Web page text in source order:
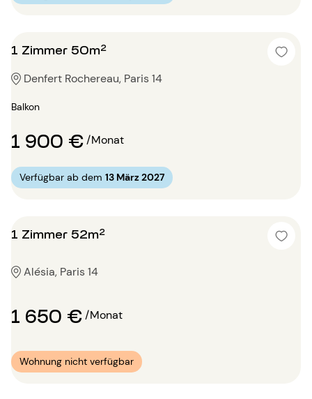
1 Zimmer 50m²
Denfert Rochereau, Paris 14
Balkon
1 900 €/Monat
Verfügbar ab dem 13 März 2027
1 Zimmer 52m²
Alésia, Paris 14
1 650 €/Monat
Wohnung nicht verfügbar